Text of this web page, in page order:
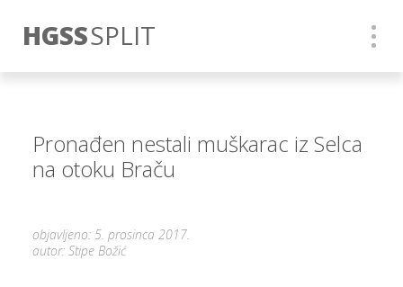
HGSSSPLIT
Pronađen nestali muškarac iz Selca
na otoku Braču
objavljeno: 5. prosinca 2017.
autor: Stipe Božić